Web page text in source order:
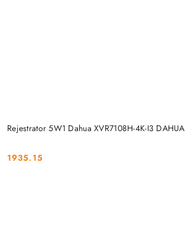
Rejestrator 5W1 Dahua XVR7108H-4K-I3 DAHUA
Cena:
1935.15